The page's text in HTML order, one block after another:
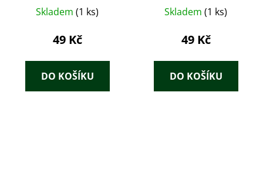
Skladem (1 ks)
49 Kč
DO KOŠÍKU
Skladem (1 ks)
49 Kč
DO KOŠÍKU